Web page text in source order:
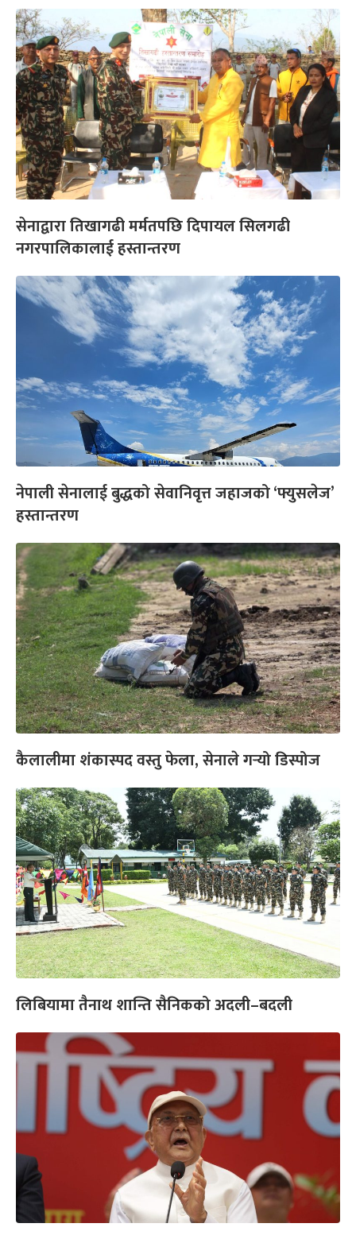
सेनाद्वारा तिखागढी मर्मतपछि दिपायल सिलगढी
नगरपालिकालाई हस्तान्तरण
नेपाली सेनालाई बुद्धको सेवानिवृत्त जहाजको ‘फ्युसलेज’
हस्तान्तरण
कैलालीमा शंकास्पद वस्तु फेला, सेनाले गर्‍यो डिस्पोज
लिबियामा तैनाथ शान्ति सैनिकको अदली–बदली